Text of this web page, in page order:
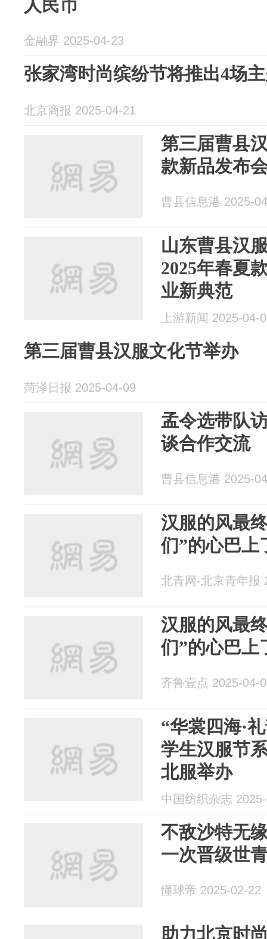
人民币
金融界 2025-04-23
张家湾时尚缤纷节将推出4场
北京商报 2025-04-21
第三届曹县
款新品发布
曹县信息港 2025-
山东曹县汉
2025年春夏
业新典范
上游新闻 2025-04-
第三届曹县汉服文化节举办
菏泽日报 2025-04-09
孟令选带队
谈合作交流
曹县信息港 2025-
汉服的风最
们”的心巴上
北青网-北京青年报
汉服的风最
们”的心巴上
齐鲁壹点 2025-04-
“华裳四海·
学生汉服节
北服举办
中国纺织杂志
不敌沙特无
一次晋级世
懂球帝 2025-02-22
助力北京时